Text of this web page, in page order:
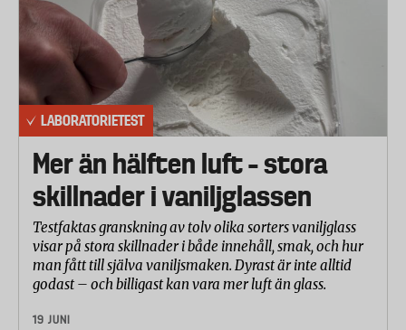
LABORATORIETEST
Mer än hälften luft – stora
skillnader i vaniljglassen
Testfaktas granskning av tolv olika sorters vaniljglass
visar på stora skillnader i både innehåll, smak, och hur
man fått till själva vaniljsmaken. Dyrast är inte alltid
godast – och billigast kan vara mer luft än glass.
19 JUNI